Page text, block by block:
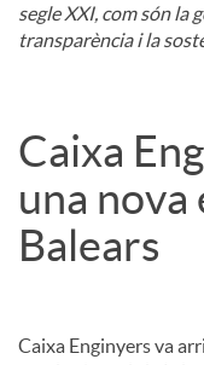
segle XXI, com són la
transparència i la
Caixa
una nova
Balears
Caixa Enginyers va